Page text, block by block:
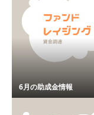
6月の助成金情報